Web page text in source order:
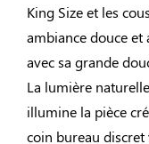
King Size et les
ambiance douce et
avec sa grande
La lumière
illumine la pièce
coin bureau